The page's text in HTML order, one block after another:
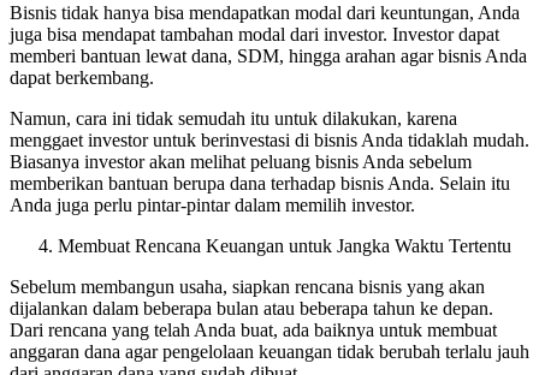
Bisnis tidak hanya bisa mendapatkan modal dari keuntungan, Anda
juga bisa mendapat tambahan modal dari investor. Investor dapat
memberi bantuan lewat dana, SDM, hingga arahan agar bisnis Anda
dapat berkembang.
Namun, cara ini tidak semudah itu untuk dilakukan, karena
menggaet investor untuk berinvestasi di bisnis Anda tidaklah mudah.
Biasanya investor akan melihat peluang bisnis Anda sebelum
memberikan bantuan berupa dana terhadap bisnis Anda. Selain itu
Anda juga perlu pintar-pintar dalam memilih investor.
Membuat Rencana Keuangan untuk Jangka Waktu Tertentu
Sebelum membangun usaha, siapkan rencana bisnis yang akan
dijalankan dalam beberapa bulan atau beberapa tahun ke depan.
Dari rencana yang telah Anda buat, ada baiknya untuk membuat
anggaran dana agar pengelolaan keuangan tidak berubah terlalu jauh